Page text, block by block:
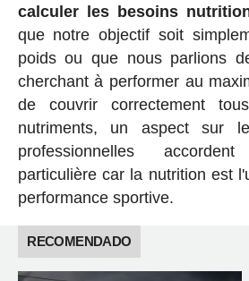
calculer les besoins
que notre objectif soit
poids ou que nous parlions
cherchant à performer au
de couvrir correctement
nutriments, un aspect sur
professionnelles
particulière car la nutrition est
performance sportive.
RECOMENDADO